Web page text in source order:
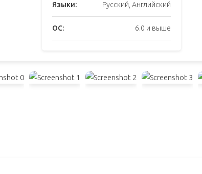
Языки: Русский, Английский
ОС: 6.0 и выше